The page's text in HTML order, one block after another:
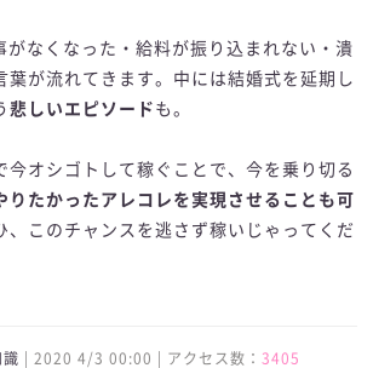
がなくなった・給料が振り込まれない・潰
葉が流れてきます。中には結婚式を延期し
悲しいエピソード も。
今オシゴトして稼ぐことで、今を乗り切る
りたかったアレコレを実現させることも可
、このチャンスを逃さず稼いじゃってくだ
識 | 2020 4/3 00:00 | アクセス数：3405